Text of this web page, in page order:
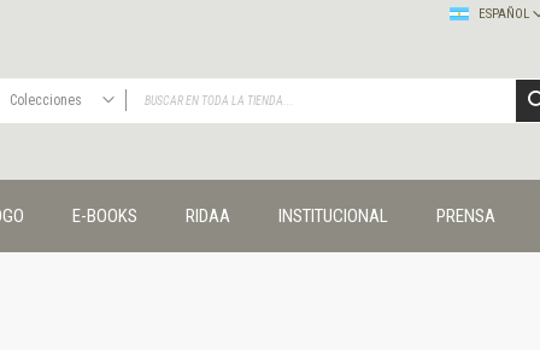
ESPAÑOL
Colecciones
Publicaciones
Editorial
E-BOOKS RIDAA INSTITUCIONAL PRENSA